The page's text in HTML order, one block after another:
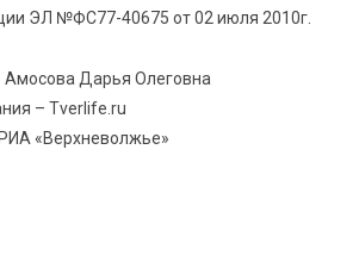
чемпионам: в Твери отметили
и атлетов
2026 году
ЭЛ №ФС77-40675 от 02 июля 2010г.
Амосова Дарья Олеговна
– Tverlife.ru
«Верхневолжье»